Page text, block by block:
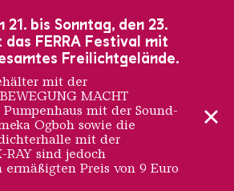
21. bis Sonntag, den 23.
FERRA Festival mit
Freilichtgelände.
mit der
MACHT
Pumpenhaus mit der Sound-
Ogboh sowie die
mit der
RAY sind jedoch
Preis von 9 Euro